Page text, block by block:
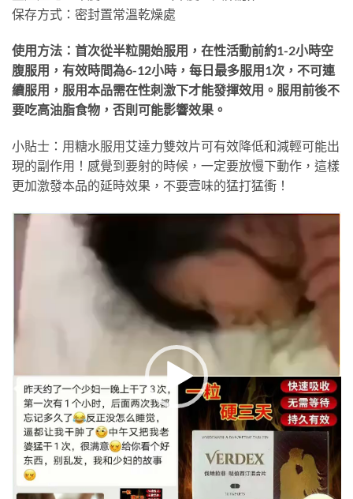
保存方式：密封置常溫乾燥處
使用方法：首次從半粒開始服用，在性活動前約1-2小時空
腹服用，有效時間為6-12小時，每日最多服用1次，不可連
續服用，服用本品需在性刺激下才能發揮效用。服用前後不
要吃高油脂食物，否則可能影響效果。
小貼士：用糖水服用艾達力雙效片可有效降低和減輕可能出
現的副作用！感覺到要射的時候，一定要放慢下動作，這樣
更加激發本品的延時效果，不要壹味的猛打猛衝！
視